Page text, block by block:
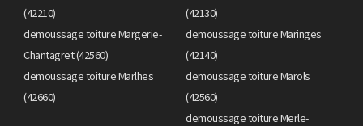
(42210)
(42130)
demoussage toiture Margerie-
Chantagret (42560)
demoussage toiture Maringes
(42140)
demoussage toiture Marlhes
(42660)
demoussage toiture Marols
(42560)
demoussage toiture Merle-